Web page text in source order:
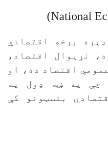
برخه اقتصادي
نړيوال اقتصاد،
اقتصاد ده، او
چې په ښه ډول په
بنسټونو کې